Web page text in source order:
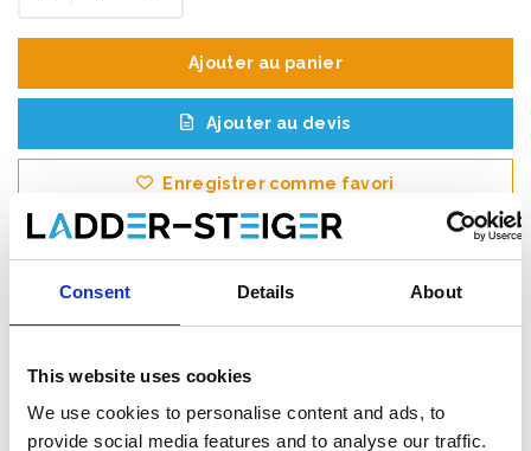
Consent Details About
This website uses cookies
We use cookies to personalise content and ads, to
provide social media features and to analyse our traffic.
Ajouter au panier
Ajouter au devis
Enregistrer comme favori
Informations sur le produit Produits similaires